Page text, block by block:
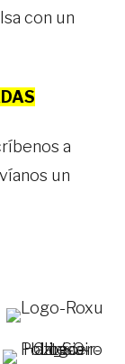
con un
a
un